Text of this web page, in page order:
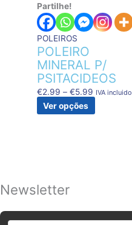
Partilhe!
POLEIROS
POLEIRO
MINERAL P/
PSITACIDEOS
€2.99 – €5.99 IVA incluido
Ver opções
The
options
be
chosen
on
the
product
Newsletter